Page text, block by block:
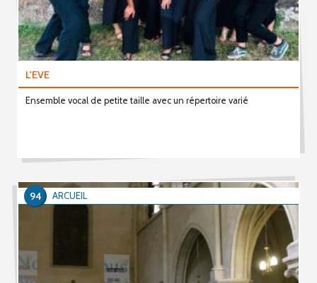
L'EVE
Ensemble vocal de petite taille avec un répertoire varié
ARCUEIL
94